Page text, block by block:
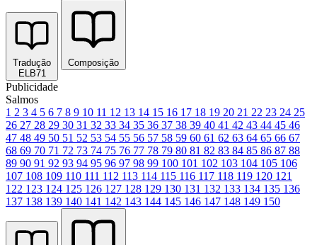
Tradução
ELB71
Composição
Publicidade
Salmos
1 2 3 4 5 6 7 8 9 10 11 12 13 14 15 16 17 18 19 20 21 22 23 24 25
26 27 28 29 30 31 32 33 34 35 36 37 38 39 40 41 42 43 44 45 46
47 48 49 50 51 52 53 54 55 56 57 58 59 60 61 62 63 64 65 66 67
68 69 70 71 72 73 74 75 76 77 78 79 80 81 82 83 84 85 86 87 88
89 90 91 92 93 94 95 96 97 98 99 100 101 102 103 104 105 106
107 108 109 110 111 112 113 114 115 116 117 118 119 120 121
122 123 124 125 126 127 128 129 130 131 132 133 134 135 136
137 138 139 140 141 142 143 144 145 146 147 148 149 150